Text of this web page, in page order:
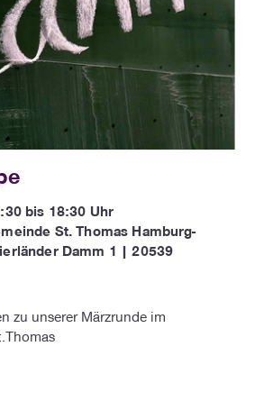
bis 18:30 Uhr
St. Thomas Hamburg-
Damm 1 | 20539
zu unserer Märzrunde im